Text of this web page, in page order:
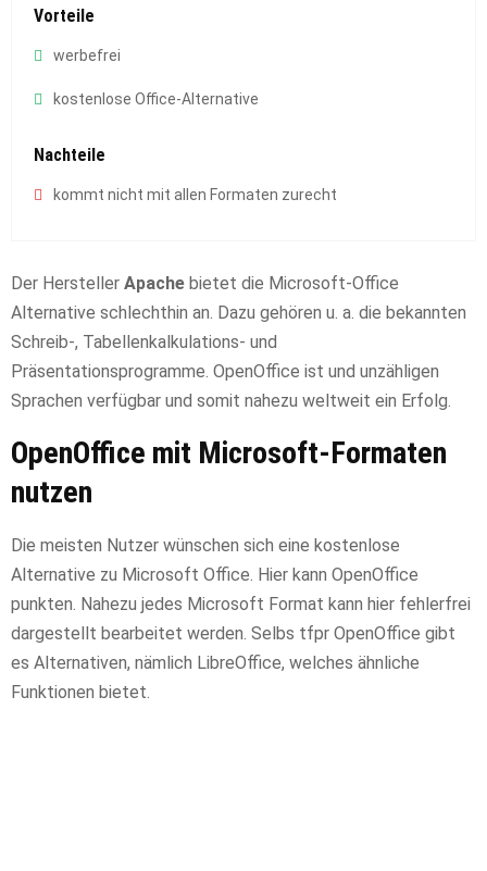
Vorteile
werbefrei
kostenlose Office-Alternative
Nachteile
kommt nicht mit allen Formaten zurecht
Der Hersteller Apache bietet die Microsoft-Office
Alternative schlechthin an. Dazu gehören u. a. die bekannten
Schreib-, Tabellenkalkulations- und
Präsentationsprogramme. OpenOffice ist und unzähligen
Sprachen verfügbar und somit nahezu weltweit ein Erfolg.
OpenOffice mit Microsoft-Formaten
nutzen
Die meisten Nutzer wünschen sich eine kostenlose
Alternative zu Microsoft Office. Hier kann OpenOffice
punkten. Nahezu jedes Microsoft Format kann hier fehlerfrei
dargestellt bearbeitet werden. Selbs tfpr OpenOffice gibt
es Alternativen, nämlich LibreOffice, welches ähnliche
Funktionen bietet.